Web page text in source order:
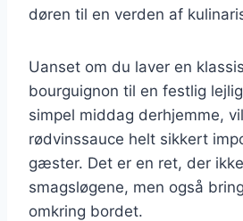
døren til en verden af
Uanset om du laver en
bourguignon til en festlig
simpel middag derhjemme,
rødvinssauce helt sikkert
gæster. Det er en ret, der
smagsløgene, men også
omkring bordet.